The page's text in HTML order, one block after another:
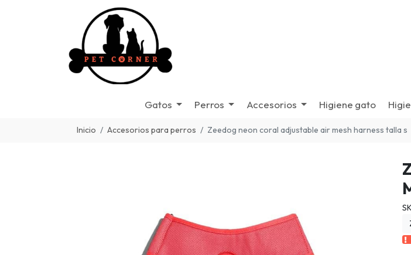
Gatos Perros Accesorios Higiene gato
Inicio Accesorios para perros Zeedog neon coral adjustable air mesh harness talla s